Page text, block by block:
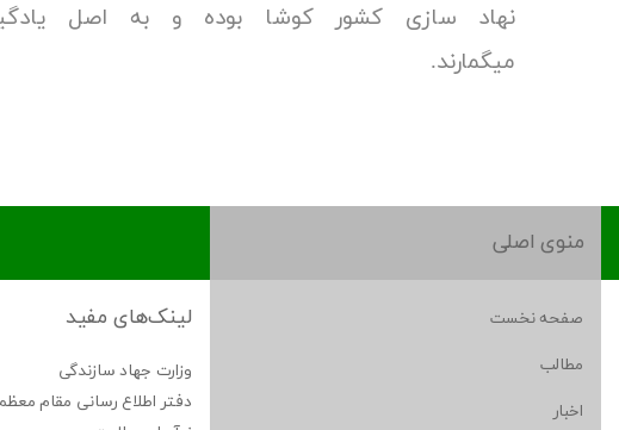
نهاد سازی کشور کوشا بوده و به اصل
منوی اصلی
صفحه نخست
مطالب
اخبار
لینک‌های مفید
وزارت جهاد سازندگی
دفتر اطلاع رسانی مقام